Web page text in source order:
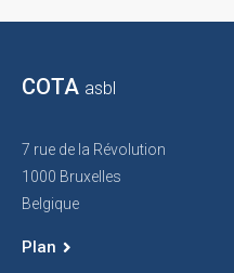
COTA asbl
7 rue de la Révolution
1000 Bruxelles
Belgique
Plan